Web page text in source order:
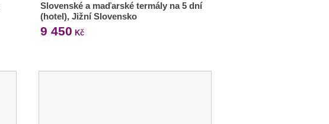
Slovenské a maďarské termály na 5 dní
(hotel), Jižní Slovensko
9 450 Kč